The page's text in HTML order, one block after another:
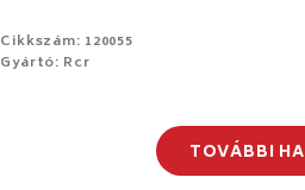
Cikkszám: 120055
Gyártó: Rcr
TOVÁBBI